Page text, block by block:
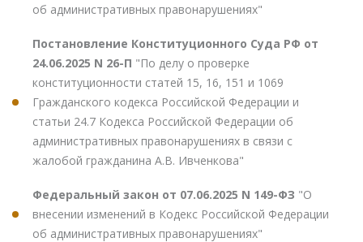
об административных правонарушениях"
Постановление Конституционного Суда РФ от
24.06.2025 N 26-П "По делу о проверке
конституционности статей 15, 16, 151 и 1069
Гражданского кодекса Российской Федерации и
статьи 24.7 Кодекса Российской Федерации об
административных правонарушениях в связи с
жалобой гражданина А.В. Ивченкова"
Федеральный закон от 07.06.2025 N 149-ФЗ "О
внесении изменений в Кодекс Российской Федерации
об административных правонарушениях"